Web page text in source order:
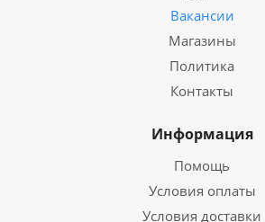
Вакансии
Магазины
Политика
Контакты
Информация
Помощь
Условия оплаты
Условия доставки